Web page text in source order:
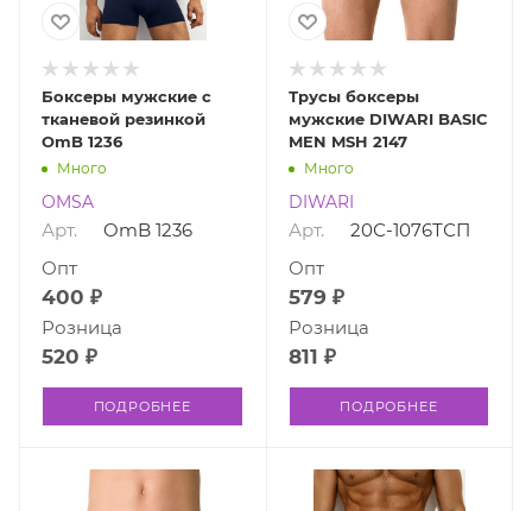
Боксеры мужские с
тканевой резинкой
OmB 1236
Много
OMSA
Арт. OmB 1236
400 ₽
Опт
520 ₽
Розница
ПОДРОБНЕЕ
Трусы боксеры
мужские DIWARI BASIC
MEN MSH 2147
Много
DIWARI
Арт. 20С-1076ТСП
579 ₽
Опт
811 ₽
Розница
ПОДРОБНЕЕ